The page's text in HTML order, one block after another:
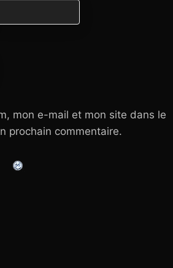
mon e-mail et mon site dans le
prochain commentaire.